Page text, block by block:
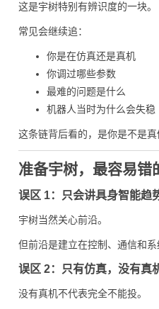
这是宇树特别有辨识度的一块。
常见会继续追：
你是在仿真还是真机
你调过哪些参数
最难的问题是什么
机器人当时为什么会失稳
这条链背后看的，是你是不是真
准备宇树，最容易错
误区 1：只会讲具身智能趋
宇树当然关心前沿。
但前沿是建立在控制、通信和系
误区 2：只有仿真，没有真
没有真机不代表完全不能投。